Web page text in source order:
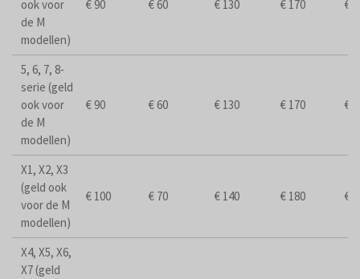
ook voor
de M
modellen)
€ 90 € 60 € 130 € 170 €
5, 6, 7, 8-
serie (geld
ook voor
de M
modellen)
€ 90 € 60 € 130 € 170 €
X1, X2, X3
(geld ook
voor de M
modellen)
€ 100 € 70 € 140 € 180 €
X4, X5, X6,
X7 (geld